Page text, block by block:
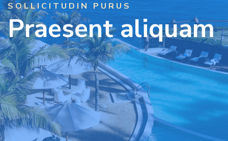
SOLLICITUDIN PURUS
Praesent aliquam